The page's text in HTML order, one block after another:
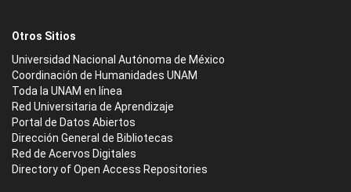
Otros Sitios
Universidad Nacional Autónoma de México
Coordinación de Humanidades UNAM
Toda la UNAM en línea
Red Universitaria de Aprendizaje
Portal de Datos Abiertos
Dirección General de Bibliotecas
Red de Acervos Digitales
Directory of Open Access Repositories